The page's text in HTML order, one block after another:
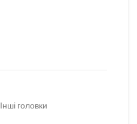
Інші головки